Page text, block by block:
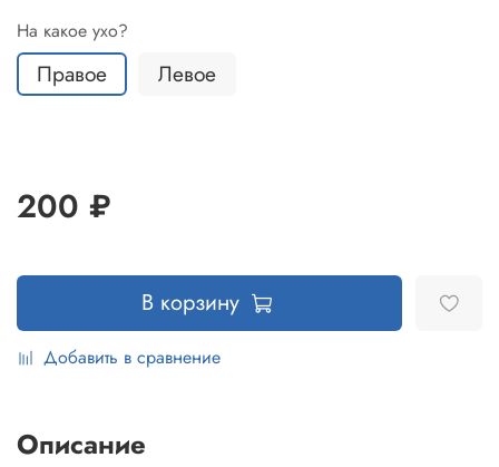
На какое ухо?
Правое Левое
200 ₽
В корзину
Добавить в сравнение
Описание